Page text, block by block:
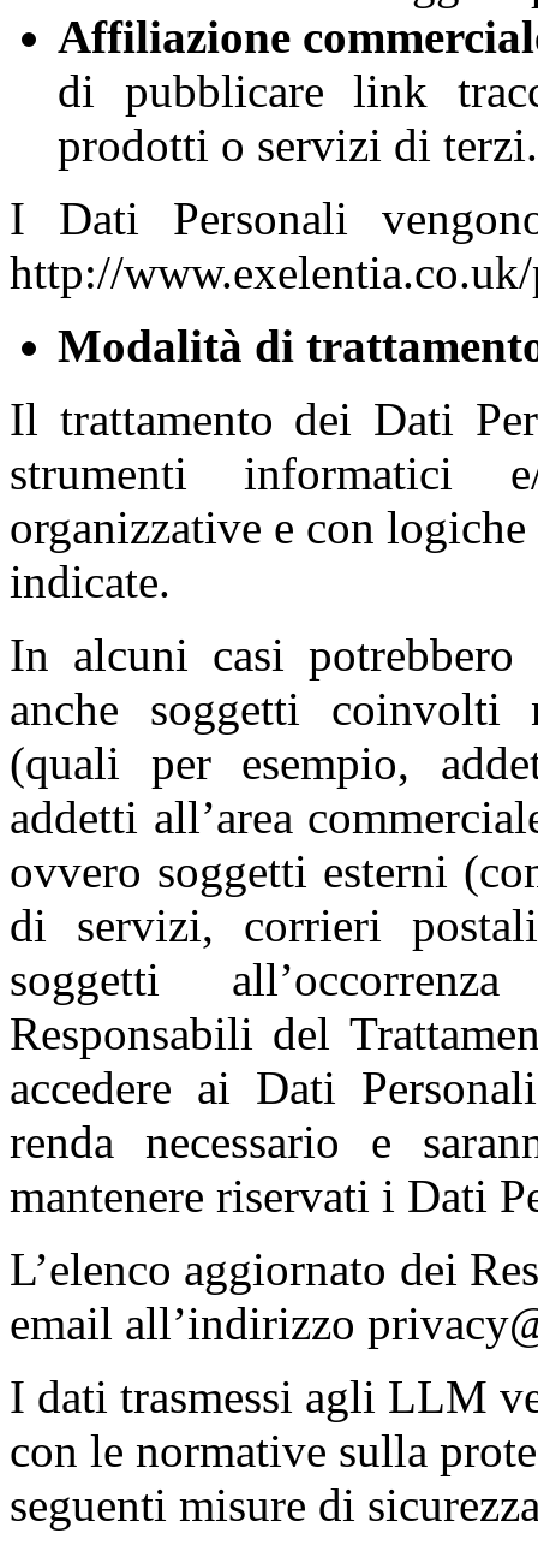
Affiliazione
di pubblicare link
prodotti o servizi di terzi.
I Dati Personali
http://
Modalità di
Il trattamento dei Dati
strumenti informatici
organizzative e con
indicate.
In alcuni casi potrebbero
anche soggetti coinvolti
(quali per esempio,
addetti all’area
ovvero soggetti esterni
di servizi, corrieri
soggetti
Responsabili del
accedere ai Dati
renda necessario e
mantenere riservati i Dati
L’elenco aggiornato dei
email all’indirizzo
I dati trasmessi agli LLM
con le normative sulla
seguenti misure di